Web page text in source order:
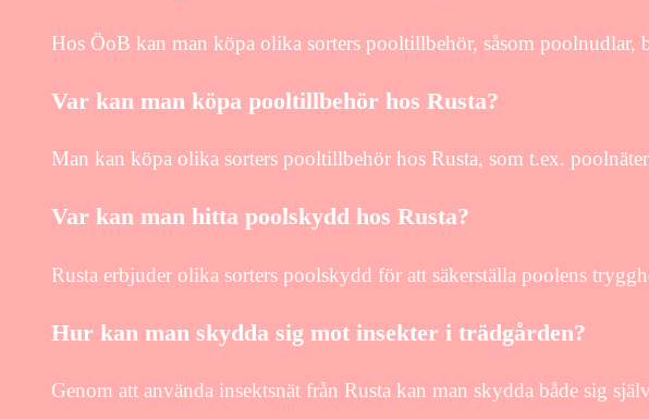
Hos ÖoB kan man köpa olika sorters pooltillbehör, såsom poolnudlar,
Var kan man köpa pooltillbehör hos Rusta?
Man kan köpa olika sorters pooltillbehör hos Rusta, som t.ex.
Var kan man hitta poolskydd hos Rusta?
Rusta erbjuder olika sorters poolskydd för att säkerställa poolens
Hur kan man skydda sig mot insekter i trädgården?
Genom att använda insektsnät från Rusta kan man skydda både sig